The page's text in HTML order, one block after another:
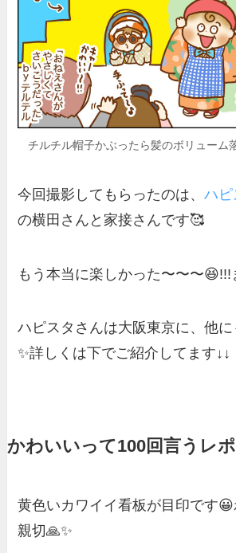
チルチル帽子かぶったら髪のボリューム
今回撮影してもらったのは、ハピ
の横田さんと家接さんです🥰
もう本当に楽しかった〜〜〜
ハピスタさんは大阪東京に、他
✨詳しくは下でご紹介してます↓↓
かわいいって100回言うレポ
黄色いカワイイ看板が目印です
親切🙏✨